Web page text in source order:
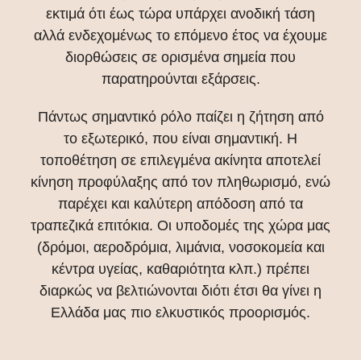
εκτιμά ότι έως τώρα υπάρχει ανοδική τάση
αλλά ενδεχομένως το επόμενο έτος να έχουμε
διορθώσεις σε ορισμένα σημεία που
παρατηρούνται εξάρσεις.
Πάντως σημαντικό ρόλο παίζει η ζήτηση από
το εξωτερικό, που είναι σημαντική. Η
τοποθέτηση σε επιλεγμένα ακίνητα αποτελεί
κίνηση προφύλαξης από τον πληθωρισμό, ενώ
παρέχει και καλύτερη απόδοση από τα
τραπεζικά επιτόκια. Οι υποδομές της χώρα μας
(δρόμοι, αεροδρόμια, λιμάνια, νοσοκομεία και
κέντρα υγείας, καθαριότητα κλπ.) πρέπει
διαρκώς να βελτιώνονται διότι έτσι θα γίνει η
Ελλάδα μας πιο ελκυστικός προορισμός.